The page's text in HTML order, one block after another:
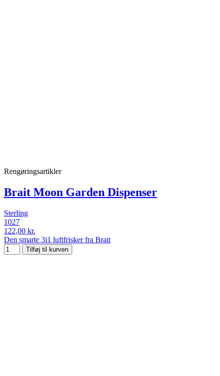
Rengøringsartikler
Brait Moon Garden Dispenser
Sterling
1027
122,00 kr.
Den smarte 3i1 luftfrisker fra Brait
Tilføj til kurven